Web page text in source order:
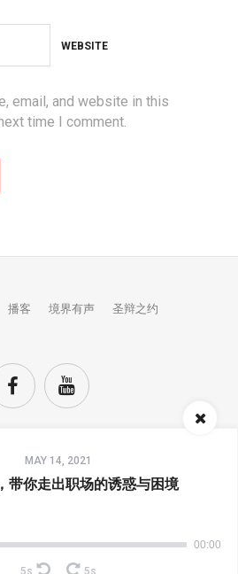
WEBSITE
email, and website in this
time I comment.
MAY 14, 2021
带你走出职场的诱惑与困境
00:00
5s 5s
播客 境界有声 圣辩之约
TOP